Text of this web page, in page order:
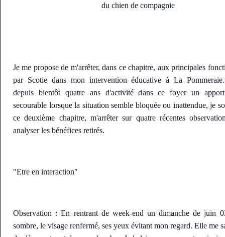
du chien de compagnie
Je me propose de m'arrêter, dans ce chapitre, aux principales
par Scotie dans mon intervention éducative à La
depuis bientôt quatre ans d'activité dans ce foyer un
secourable lorsque la situation semble bloquée ou inattendue, je
ce deuxième chapitre, m'arrêter sur quatre récentes
analyser les bénéfices retirés.
"Etre en interaction"
Observation : En rentrant de week-end un dimanche de juin
sombre, le visage renfermé, ses yeux évitant mon regard. Elle me